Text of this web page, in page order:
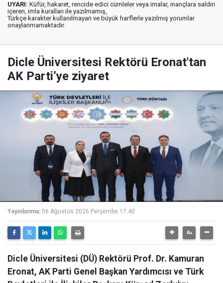
UYARI: Küfür, hakaret, rencide edici cümleler veya imalar, inançlara saldırı
içeren, imla kuralları ile yazılmamış,
Türkçe karakter kullanılmayan ve büyük harflerle yazılmış yorumlar
onaylanmamaktadır.
Dicle Üniversitesi Rektörü Eronat'tan
AK Parti’ye ziyaret
Yayınlanma: 06 Ağustos 2026 Perşembe 17:40
Dicle Üniversitesi (DÜ) Rektörü Prof. Dr. Kamuran
Eronat, AK Parti Genel Başkan Yardımcısı ve Türk